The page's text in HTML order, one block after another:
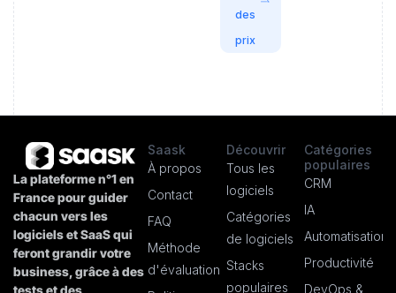
des
prix
La plateforme n°1 en
France pour guider
chacun vers les
logiciels et SaaS qui
feront grandir votre
business, grâce à des
tests et des
Saask
À propos
Contact
FAQ
Méthode
d'évaluation
Découvrir
Tous les
logiciels
Catégories
de logiciels
Stacks
populaires
Catégories
populaires
CRM
IA
Automatisation
Productivité
DevOps &